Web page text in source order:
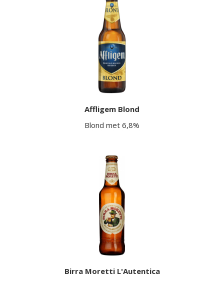
Affligem Blond
Blond met 6,8%
Birra Moretti L'Autentica